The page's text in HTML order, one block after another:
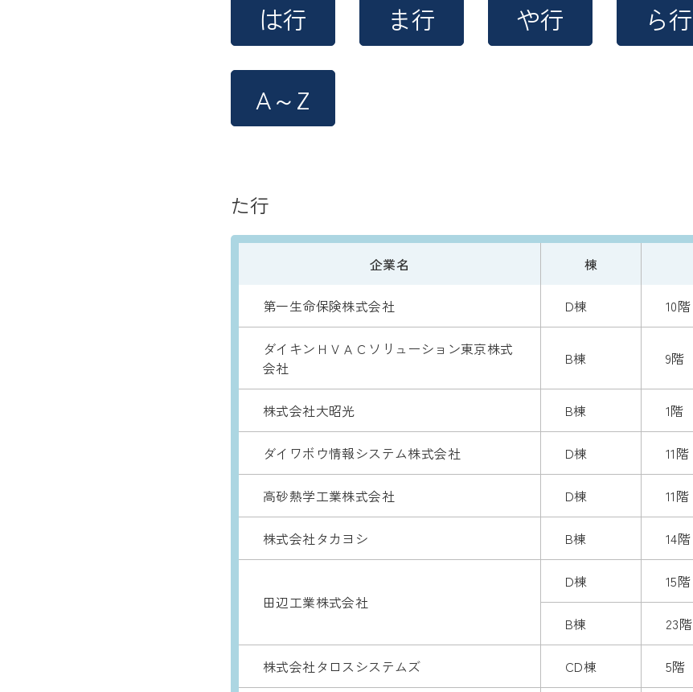
は行 ま行 や行 ら行
A～Z
た行
企業名 棟
第一生命保険株式会社 D棟 10階
ダイキンＨＶＡＣソリューション東京株式
会社
B棟 9階
株式会社大昭光 B棟 1階
ダイワボウ情報システム株式会社 D棟 11階
高砂熱学工業株式会社 D棟 11階
株式会社タカヨシ B棟 14階
田辺工業株式会社
D棟 15階
B棟 23階
株式会社タロスシステムズ CD棟 5階